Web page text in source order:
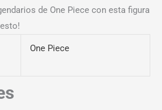
de One Piece con esta figura
One Piece